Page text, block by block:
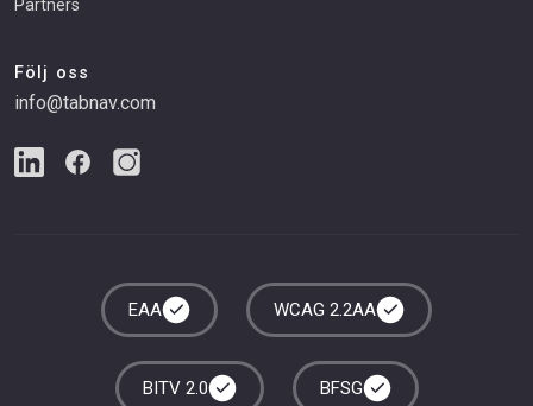
Partners
Följ oss
info@tabnav.com
EAA WCAG 2.2AA
BITV 2.0 BFSG